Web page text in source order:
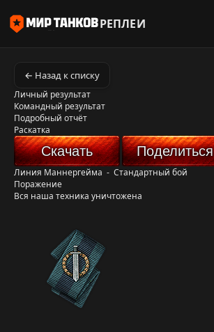
РЕПЛЕИ
← Назад к списку
Личный результат
Командный результат
Подробный отчёт
Раскатка
Скачать Поделиться
Линия Маннергейма - Стандартный бой
Поражение
Вся наша техника уничтожена